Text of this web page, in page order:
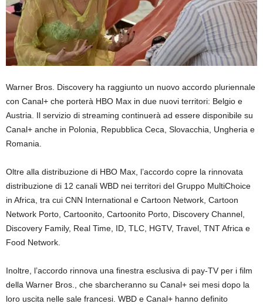
Warner Bros. Discovery ha raggiunto un nuovo accordo pluriennale
con Canal+ che porterà HBO Max in due nuovi territori: Belgio e
Austria. Il servizio di streaming continuerà ad essere disponibile su
Canal+ anche in Polonia, Repubblica Ceca, Slovacchia, Ungheria e
Romania.
Oltre alla distribuzione di HBO Max, l’accordo copre la rinnovata
distribuzione di 12 canali WBD nei territori del Gruppo MultiChoice
in Africa, tra cui CNN International e Cartoon Network, Cartoon
Network Porto, Cartoonito, Cartoonito Porto, Discovery Channel,
Discovery Family, Real Time, ID, TLC, HGTV, Travel, TNT Africa e
Food Network.
Inoltre, l’accordo rinnova una finestra esclusiva di pay-TV per i film
della Warner Bros., che sbarcheranno su Canal+ sei mesi dopo la
loro uscita nelle sale francesi. WBD e Canal+ hanno definito